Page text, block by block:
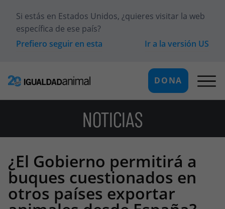
Si estás en Estados Unidos, ¿quieres visitar la web
específica de ese país?
Prefiero seguir en esta
Ir a la versión US
DONA
NOTICIAS
¿El Gobierno permitirá a
buques cuestionados en
otros países exportar